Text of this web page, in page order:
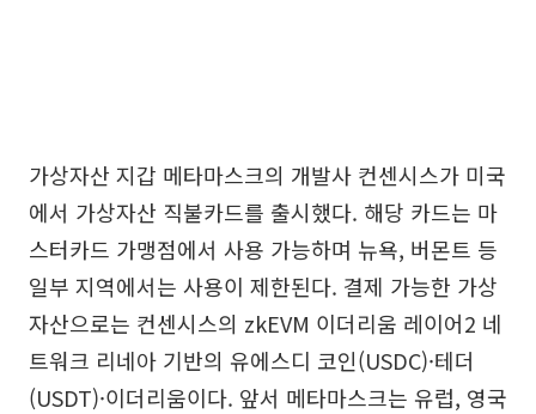
가상자산 지갑 메타마스크의 개발사 컨센시스가 미국
에서 가상자산 직불카드를 출시했다. 해당 카드는 마
스터카드 가맹점에서 사용 가능하며 뉴욕, 버몬트 등
일부 지역에서는 사용이 제한된다. 결제 가능한 가상
자산으로는 컨센시스의 zkEVM 이더리움 레이어2 네
트워크 리네아 기반의 유에스디 코인(USDC)·테더
(USDT)·이더리움이다. 앞서 메타마스크는 유럽, 영국